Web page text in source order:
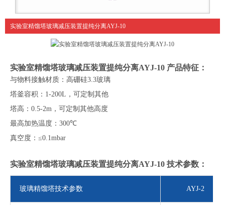
实验室精馏塔玻璃减压装置提纯分离AYJ-10
实验室精馏塔玻璃减压装置提纯分离AYJ-10 产品特征：
与物料接触材质：高硼硅3.3玻璃
塔釜容积： 1-200L ， 可定制其他
塔高： 0.5-2m ，可定制其他高度
最高加热温度： 300℃
真空度： ≤0.1mbar
实验室精馏塔玻璃减压装置提纯分离AYJ-10 技术参数：
玻璃精馏塔技术参数 AYJ-2